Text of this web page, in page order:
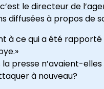
ledirecteur de
diffusées à propos de
à ce qui a été rapporté
la presse n’avaient-
à nouveau?